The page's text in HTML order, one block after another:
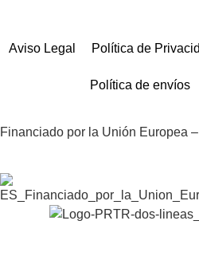
Aviso Legal Política de
Política de envíos
Financiado por la Unión Europea